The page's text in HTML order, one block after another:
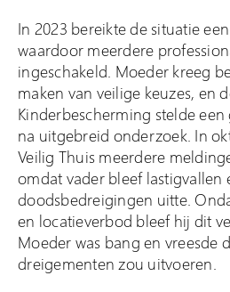
In 2023 bereikte de situatie
waardoor meerdere
ingeschakeld. Moeder kreeg
maken van veilige keuzes, en
Kinderbescherming stelde
na uitgebreid onderzoek. In
Veilig Thuis meerdere
omdat vader bleef lastigvallen
doodsbedreigingen uitte.
en locatieverbod bleef hij dit
Moeder was bang en vreesde
dreigementen zou uitvoeren.